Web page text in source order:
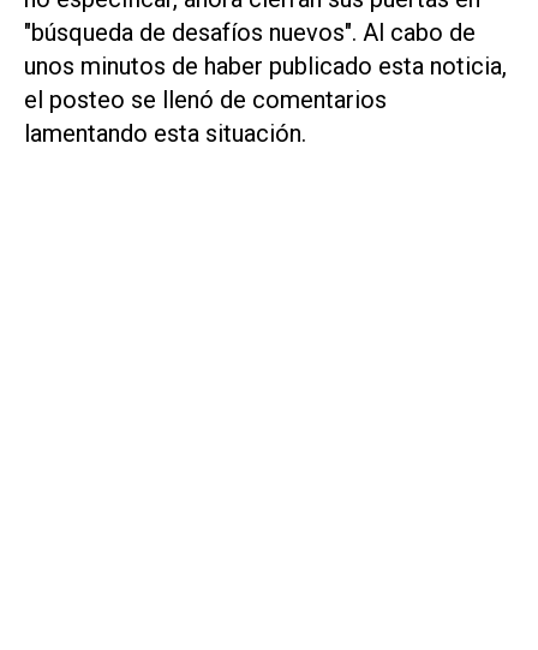
"búsqueda de desafíos nuevos". Al cabo de
unos minutos de haber publicado esta noticia,
el posteo se llenó de comentarios
lamentando esta situación.